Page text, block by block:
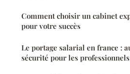
Comment choisir un cabinet
pour votre succès
Le portage salarial en france :
sécurité pour les professionnels